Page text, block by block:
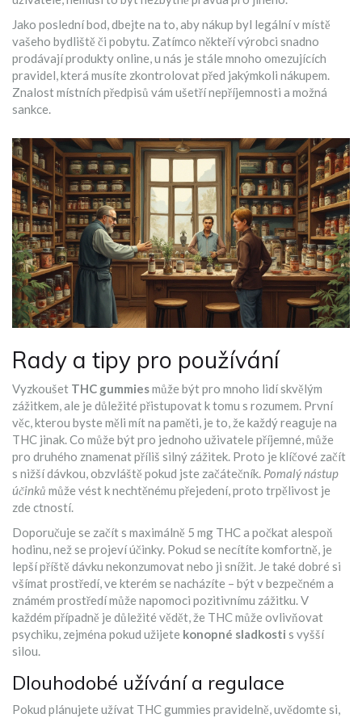
Jako poslední bod, dbejte na to, aby nákup byl legální v místě
vašeho bydliště či pobytu. Zatímco někteří výrobci snadno
prodávají produkty online, u nás je stále mnoho omezujících
pravidel, která musíte zkontrolovat před jakýmkoli nákupem.
Znalost místních předpisů vám ušetří nepříjemnosti a možná
sankce.
Rady a tipy pro používání
Vyzkoušet THC gummiesmůže být pro mnoho lidí skvělým
zážitkem, ale je důležité přistupovat k tomu s rozumem. První
věc, kterou byste měli mít na paměti, je to, že každý reaguje na
THC jinak. Co může být pro jednoho uživatele příjemné, může
pro druhého znamenat příliš silný zážitek. Proto je klíčové začít
s nižší dávkou, obzvláště pokud jste začátečník. Pomalý nástup
účinků může vést k nechtěnému přejedení, proto trpělivost je
zde ctností.
Doporučuje se začít s maximálně 5 mg THC a počkat alespoň
hodinu, než se projeví účinky. Pokud se necítíte komfortně, je
lepší příště dávku nekonzumovat nebo ji snížit. Je také dobré si
všímat prostředí, ve kterém se nacházíte – být v bezpečném a
známém prostředí může napomoci pozitivnímu zážitku. V
každém případně je důležité vědět, že THC může ovlivňovat
psychiku, zejména pokud užijete konopné sladkosti s vyšší
silou.
Dlouhodobé užívání a regulace
Pokud plánujete užívat THC gummies pravidelně, uvědomte si,